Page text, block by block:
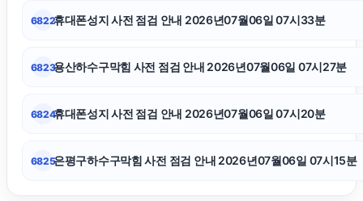
인스타그램 팔로워 늘리기
용인학교폭력변호사
폰테크
6822휴대폰성지 사전 점검 안내 2026년07월06일 07시33분
6823용산하수구막힘 사전 점검 안내 2026년07월06일 07시27분
6824휴대폰성지 사전 점검 안내 2026년07월06일 07시20분
6825은평구하수구막힘 사전 점검 안내 2026년07월06일 07시15분